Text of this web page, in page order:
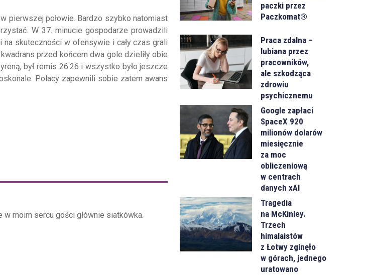
pierwszej połowie. Bardzo szybko natomiast
W 37. minucie gospodarze prowadzili
skuteczności w ofensywie i cały czas grali
przed końcem dwa gole dzieliły obie
był remis 26:26 i wszystko było jeszcze
Polacy zapewnili sobie zatem awans
moim sercu gości głównie siatkówka.
paczki przez
Paczkomat®
Praca zdalna –
lubiana przez
pracowników,
ale szkodząca
zdrowiu
psychicznemu
Google zapłaci
SpaceX 920
milionów dolarów
miesięcznie
za moc
obliczeniową
w centrach
danych xAI
Tragedia
na McKinley.
Trzech
himalaistów
z Łotwy zginęło
w górach, jednego
uratowano